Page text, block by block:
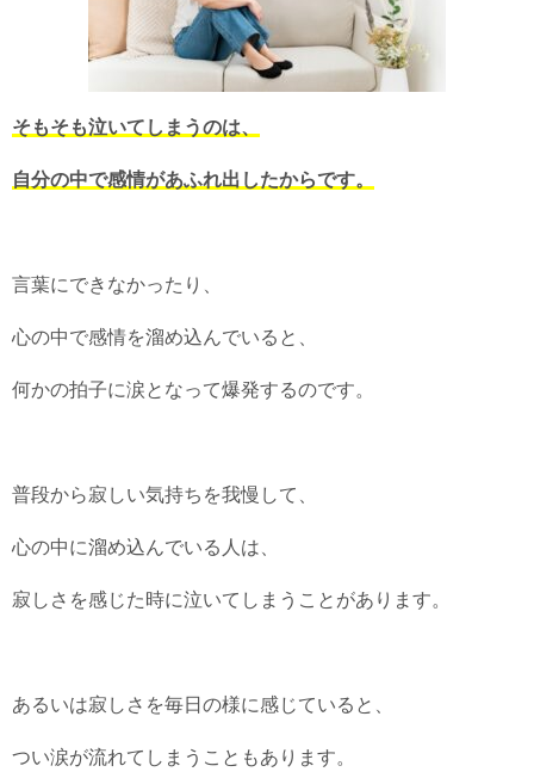
そもそも泣いてしまうのは、
自分の中で感情があふれ出したからです。
言葉にできなかったり、
心の中で感情を溜め込んでいると、
何かの拍子に涙となって爆発するのです。
普段から寂しい気持ちを我慢して、
心の中に溜め込んでいる人は、
寂しさを感じた時に泣いてしまうことがあります。
あるいは寂しさを毎日の様に感じていると、
つい涙が流れてしまうこともあります。